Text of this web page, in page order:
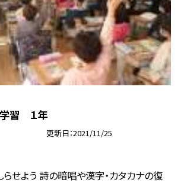
習 １年
更新日 2021/11/25
らせよう 詩の暗唱や漢字・カタカナの復